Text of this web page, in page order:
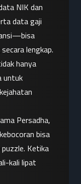
NIK dan
data gaji
lengkap.
hanya
untuk
Persadha,
bisa
Ketika
kali lipat